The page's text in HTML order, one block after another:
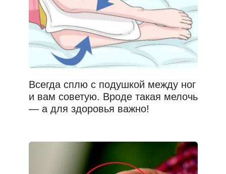
Всегда сплю с подушкой между ног
и вам советую. Вроде такая мелочь
— а для здоровья важно!